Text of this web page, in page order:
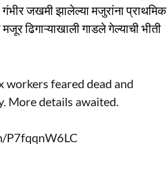
जखमी झालेल्या मजुरांना प्राथमिक
ढिगाऱ्याखाली गाडले गेल्याची भीती
workers feared dead and
More details awaited.
P7fqqnW6LC